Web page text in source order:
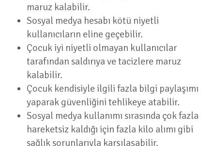
maruz kalabilir.
Sosyal medya hesabı kötü niyetli
kullanıcıların eline geçebilir.
Çocuk iyi niyetli olmayan kullanıcılar
tarafından saldırıya ve tacizlere maruz
kalabilir.
Çocuk kendisiyle ilgili fazla bilgi paylaşımı
yaparak güvenliğini tehlikeye atabilir.
Sosyal medya kullanımı sırasında çok fazla
hareketsiz kaldığı için fazla kilo alımı gibi
sağlık sorunlarıyla karşılaşabilir.